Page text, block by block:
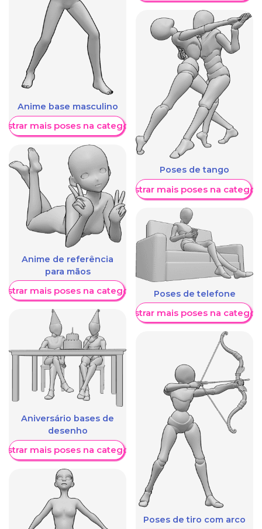
Anime base masculino
mais poses na categoria
Anime de referência
para mãos
mais poses na categoria
Aniversário bases de
desenho
mais poses na categoria
Poses de tango
Mostrar mais poses na
Poses de telefone
Mostrar mais poses na
Poses de tiro com arco